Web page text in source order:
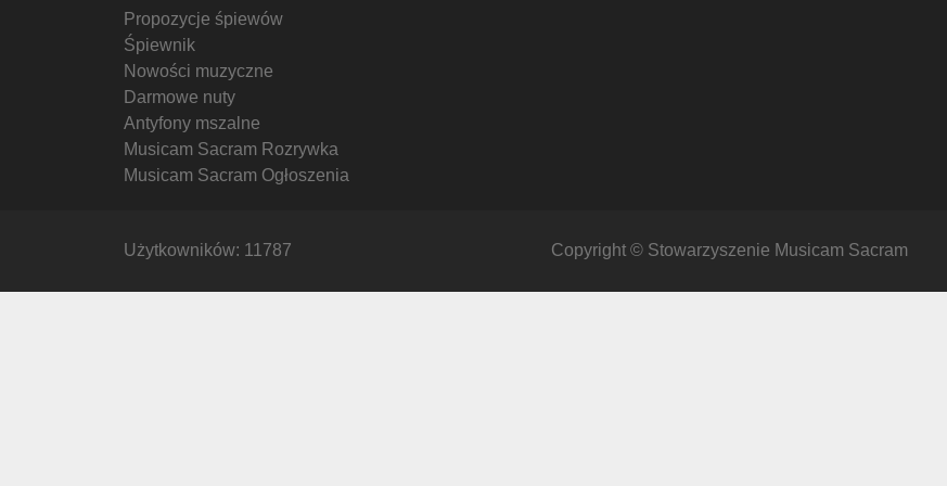
Propozycje śpiewów
Śpiewnik
Nowości muzyczne
Darmowe nuty
Antyfony mszalne
Musicam Sacram Rozrywka
Musicam Sacram Ogłoszenia
Użytkowników: 11787 Copyright © Stowarzyszenie Musicam Sacram